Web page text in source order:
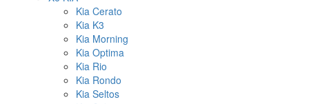
Kia Cerato
Kia K3
Kia Morning
Kia Optima
Kia Rio
Kia Rondo
Kia Seltos